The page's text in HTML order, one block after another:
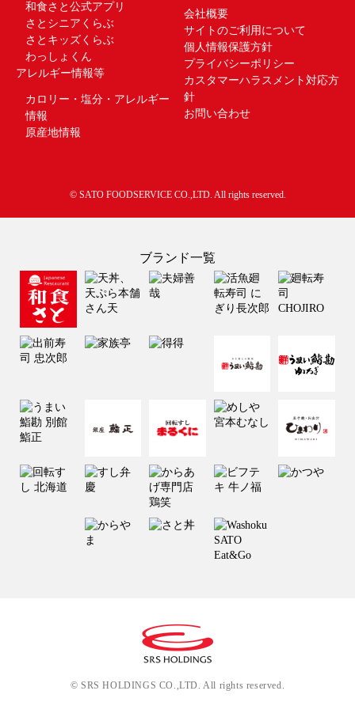
和食さと公式アプリ
さとシニアくらぶ
さとキッズくらぶ
わっしょくん
アレルギー情報等
カロリー・塩分・アレルギー
情報
原産地情報
会社概要
サイトのご利用について
個人情報保護方針
プライバシーポリシー
カスタマーハラスメント対応方
針
お問い合わせ
© SATO FOODSERVICE CO.,LTD. All rights reserved.
ブランド一覧
© SRS HOLDINGS CO.,LTD. All rights reserved.